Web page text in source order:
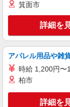
株式会社グロップ
キー
箕面市
詳細を
アパレル用品や雑
時給 1,200円〜
柏市
詳細を